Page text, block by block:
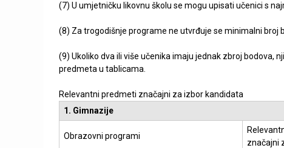
(7) U umjetničku likovnu školu se mogu upisati učenici s
(8) Za trogodišnje programe ne utvrđuje se minimalni broj
(9) Ukoliko dva ili više učenika imaju jednak zbroj bodova,
predmeta u tablicama.
Relevantni predmeti značajni za izbor kandidata
1. Gimnazije
Obrazovni programi
značajni